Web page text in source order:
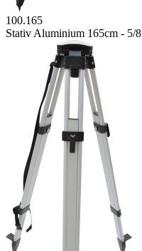
100.165
Stativ Aluminium 165cm - 5/8